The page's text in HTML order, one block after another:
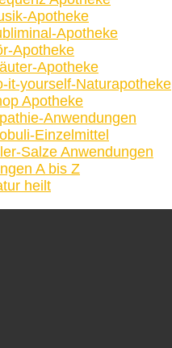
Apotheke
Apotheke
Apotheke
Apotheke
it-yourself-Naturapotheke
Apotheke
Anwendungen
Einzelmittel
Salze Anwendungen
A bis Z
heilt